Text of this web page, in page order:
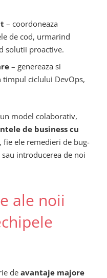
– coordoneaza
de cod, urmarind
solutii proactive.
– genereaza si
ciclului DevOps,
model colaborativ,
de business cu
, fie ele remedieri de bug-
introducerea de noi
ale noii
de avantaje majore